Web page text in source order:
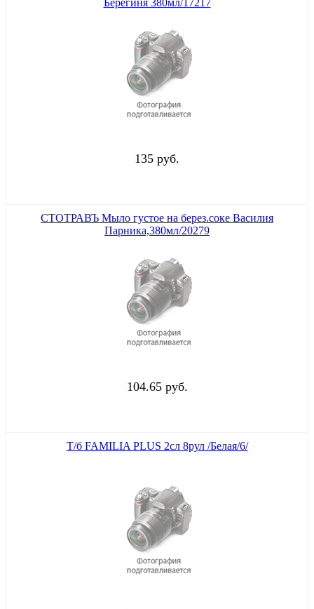
135 руб.
СТОТРАВЪ Мыло густое на берез.соке Василия
Парника,380мл/20279
104.65 руб.
Т/б FAMILIA PLUS 2сл 8рул /Белая/6/